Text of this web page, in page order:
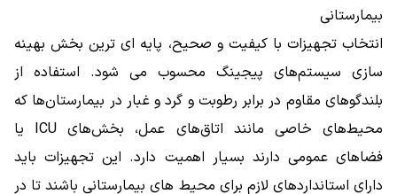
بیمارستانی
انتخاب تجهیزات با کیفیت و صحیح، پایه ‌ای ‌ترین بخش بهینه
‌سازی سیستم‌های پیجینگ محسوب می شود. استفاده از
بلندگوهای مقاوم در برابر رطوبت و گرد و غبار در بیمارستان‌ها که
محیط‌های خاصی مانند اتاق‌های عمل، بخش‌های ICU یا
فضاهای عمومی دارند بسیار اهمیت دارد. این تجهیزات باید
دارای استانداردهای لازم برای محیط‌ های بیمارستانی باشند تا در